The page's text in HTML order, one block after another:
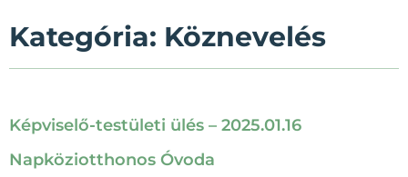
Kategória: Köznevelés
Képviselő-testületi ülés – 2025.01.16
Napköziotthonos Óvoda